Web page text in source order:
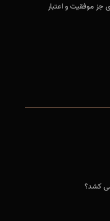
جز موفقیت و اعتبار
کشد؟